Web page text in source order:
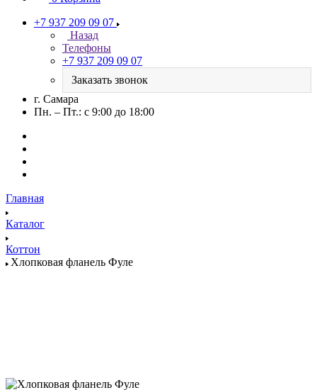
+7 937 209 09 07
Назад
Телефоны
+7 937 209 09 07
Заказать звонок
г. Самара
Пн. – Пт.: с 9:00 до 18:00
Главная
Каталог
Коттон
Хлопковая фланель Фуле